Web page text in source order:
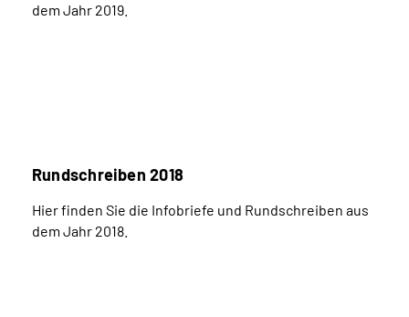
dem Jahr 2019.
Rundschreiben 2018
Hier finden Sie die Infobriefe und Rundschreiben aus
dem Jahr 2018.